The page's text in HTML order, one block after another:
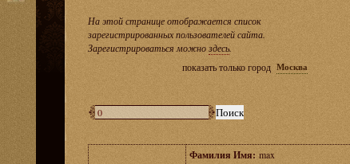
На этой странице отображается список
зарегистрированных пользователей сайта.
Зарегистрироваться можноздесь.
показать только город Москва
Фамилия Имя: max